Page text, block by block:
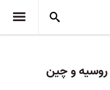
روسیه و چین